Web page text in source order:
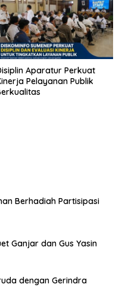
Aparatur Perkuat
Pelayanan Publik
Berhadiah Partisipasi
Ganjar dan Gus Yasin
dengan Gerindra